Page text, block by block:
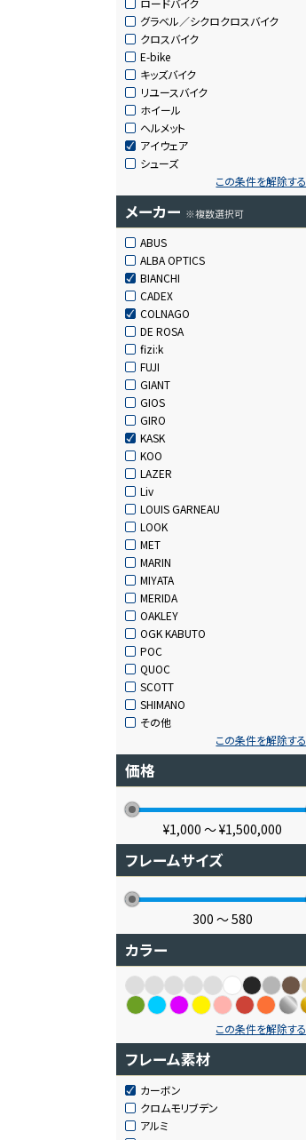
ロードバイク
グラベル／シクロクロスバイク
クロスバイク
E-bike
キッズバイク
リユースバイク
ホイール
ヘルメット
アイウェア
シューズ
この条件を解除する
メーカー ※複数選択可
ABUS
ALBA OPTICS
BIANCHI
CADEX
COLNAGO
DE ROSA
fizi:k
FUJI
GIANT
GIOS
GIRO
KASK
KOO
LAZER
Liv
LOUIS GARNEAU
LOOK
MET
MARIN
MIYATA
MERIDA
OAKLEY
OGK KABUTO
POC
QUOC
SCOTT
SHIMANO
その他
この条件を解除する
価格
¥1,000 〜¥1,500,000
フレームサイズ
300 〜580
カラー
この条件を解除する
フレーム素材
カーボン
クロムモリブデン
アルミ